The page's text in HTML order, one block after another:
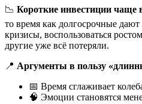
📉 Короткие инвестиции чаще
то время как долгосрочные
кризисы, воспользоваться
другие уже всё потеряли.
📍 Аргументы в пользу
📅 Время сглаживает
🧠 Эмоции становятся